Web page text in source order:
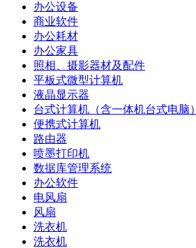
办公设备
商业软件
办公耗材
办公家具
照相、摄影器材及配件
平板式微型计算机
液晶显示器
台式计算机（含一体机台式电脑）
便携式计算机
路由器
喷墨打印机
数据库管理系统
办公软件
电风扇
风扇
洗衣机
洗衣机